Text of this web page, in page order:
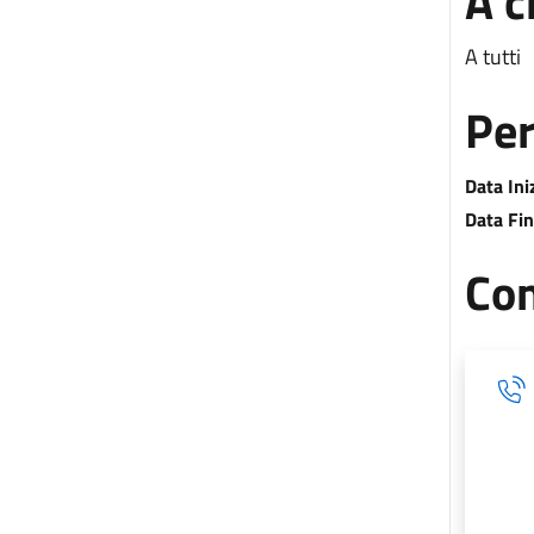
A tutti
Data
Data